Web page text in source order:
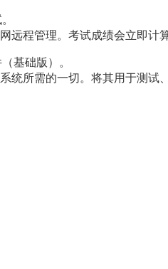
远程管理。考试成绩会立即计
基础版）。
统所需的一切。将其用于测